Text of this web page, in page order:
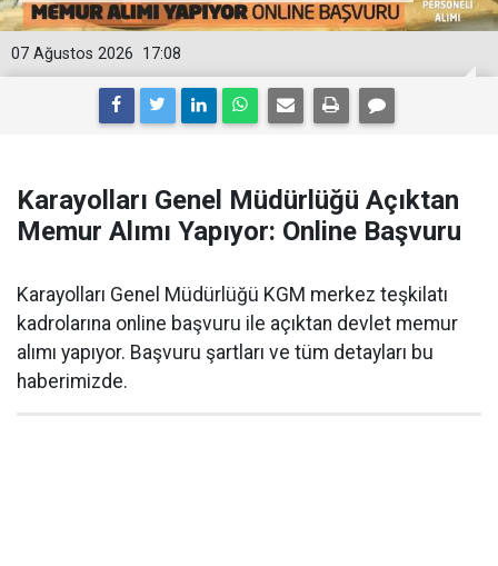
17:08
07 Ağustos 2026
Karayolları Genel Müdürlüğü Açıktan
Memur Alımı Yapıyor: Online Başvuru
Karayolları Genel Müdürlüğü KGM merkez teşkilatı
kadrolarına online başvuru ile açıktan devlet memur
alımı yapıyor. Başvuru şartları ve tüm detayları bu
haberimizde.